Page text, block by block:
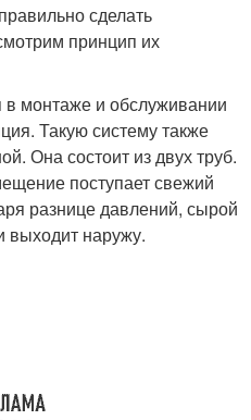
сделать
принцип их
монтаже и обслуживании
Такую систему также
Она состоит из двух труб.
поступает свежий
разнице давлений, сырой
выходит наружу.